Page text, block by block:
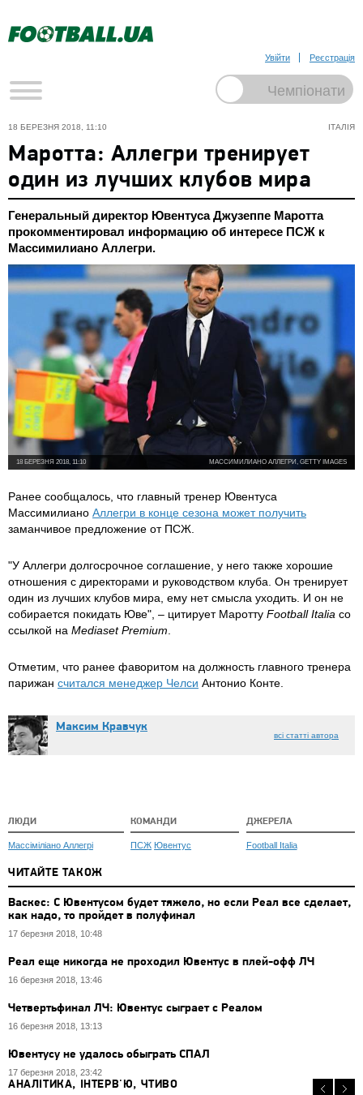
Увійти Реєстрація
ІТАЛІЯ
18 БЕРЕЗНЯ 2018, 11:10
Маротта: Аллегри тренирует
один из лучших клубов мира
Генеральный директор Ювентуса Джузеппе Маротта
прокомментировал информацию об интересе ПСЖ к
Массимилиано Аллегри.
МАССИМИЛИАНО АЛЛЕГРИ, GETTY IMAGES
18 БЕРЕЗНЯ 2018, 11:10
Ранее сообщалось, что главный тренер Ювентуса
Массимилиано Аллегри в конце сезона может получить
заманчивое предложение от ПСЖ.
"У Аллегри долгосрочное соглашение, у него также хорошие
отношения с директорами и руководством клуба. Он тренирует
один из лучших клубов мира, ему нет смысла уходить. И он не
собирается покидать Юве", – цитирует Маротту Football Italia со
ссылкой на Mediaset Premium.
Отметим, что ранее фаворитом на должность главного тренера
парижан считался менеджер Челси Антонио Конте.
Максим Кравчук
всі статті автора
ЛЮДИ
Массіміліано Аллегрі
КОМАНДИ
ПСЖ Ювентус
ДЖЕРЕЛА
Football Italia
ЧИТАЙТЕ ТАКОЖ
Васкес: С Ювентусом будет тяжело, но если Реал все сделает,
как надо, то пройдет в полуфинал
17 березня 2018, 10:48
Реал еще никогда не проходил Ювентус в плей-офф ЛЧ
16 березня 2018, 13:46
Четвертьфинал ЛЧ: Ювентус сыграет с Реалом
16 березня 2018, 13:13
Ювентусу не удалось обыграть СПАЛ
17 березня 2018, 23:42
АНАЛІТИКА, ІНТЕРВ'Ю, ЧТИВО